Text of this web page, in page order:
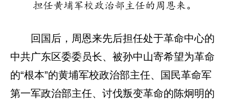
担任黄埔军校政治部主任的周恩来。
回国后，周恩来先后担任处于革命中心的
中共广东区委委员长、被孙中山寄希望为革命
的“根本”的黄埔军校政治部主任、国民革命军
第一军政治部主任、讨伐叛变革命的陈炯明的